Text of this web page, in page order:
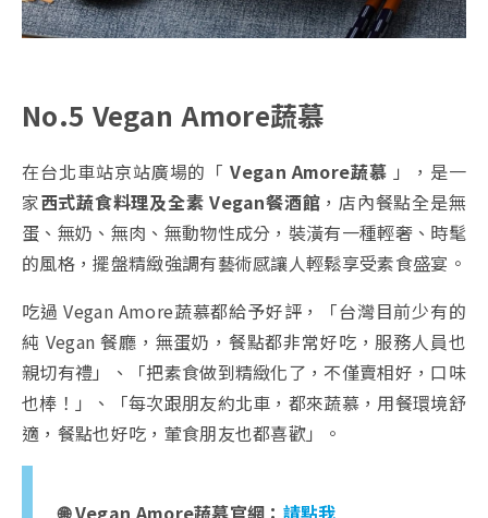
No.5 Vegan Amore蔬慕
在台北車站京站廣場的「 Vegan Amore蔬慕 」，是一
家西式蔬食料理及全素 Vegan餐酒館 ，店內餐點全是無
蛋、無奶、無肉、無動物性成分，裝潢有一種輕奢、時髦
的風格，擺盤精緻強調有藝術感讓人輕鬆享受素食盛宴。
吃過 Vegan Amore蔬慕都給予好評，「台灣目前少有的
純 Vegan 餐廳，無蛋奶，餐點都非常好吃，服務人員也
親切有禮」、「把素食做到精緻化了，不僅賣相好，口味
也棒！」、「每次跟朋友約北車，都來蔬慕，用餐環境舒
適，餐點也好吃，葷食朋友也都喜歡」。